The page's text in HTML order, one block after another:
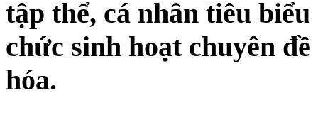
tập thể, cá nhân tiêu
chức sinh hoạt chuyên
hóa.